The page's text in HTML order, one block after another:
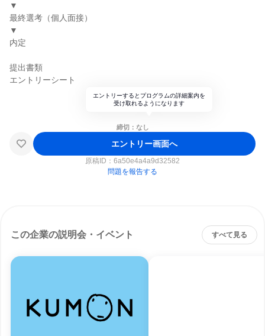
▼
最終選考（個人面接）
▼
内定
提出書類
エントリーシート
エントリーするとプログラムの詳細案内を
受け取れるようになります
締切：なし
エントリー画面へ
原稿ID： 6a50e4a4a9d32582
問題を報告する
この企業の説明会・イベント すべて見る